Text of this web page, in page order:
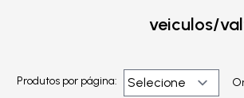
veiculos/
Produtos por página: